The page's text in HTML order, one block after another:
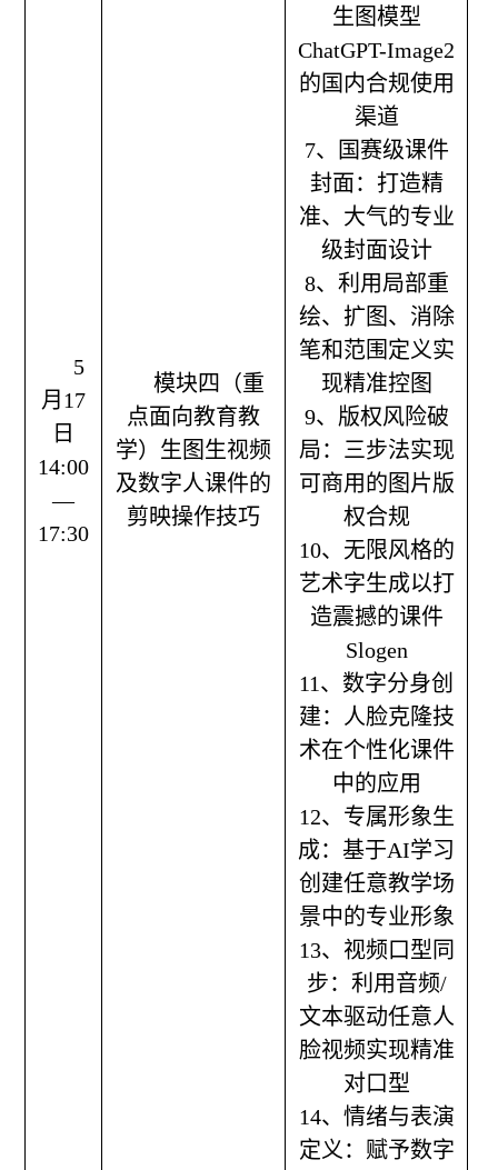
5
月17
日
14:00
—
17:30
模块四（重
点面向教育教
学） 生图生视频
及数字人课件的
剪映操作技巧
生图模型
ChatGPT-Image2
的国内合规使用
渠道
7、国赛级课件
封面：打造精
准、大气的专业
级封面设计
8、利用局部重
绘、扩图、消除
笔和范围定义实
现精准控图
9、版权风险破
局：三步法实现
可商用的图片版
权合规
10、无限风格的
艺术字生成以打
造震撼的课件
Slogen
11、数字分身创
建：人脸克隆技
术在个性化课件
中的应用
12、专属形象生
成：基于AI学习
创建任意教学场
景中的专业形象
13、视频口型同
步：利用音频/
文本驱动任意人
脸视频实现精准
对口型
14、情绪与表演
定义：赋予数字